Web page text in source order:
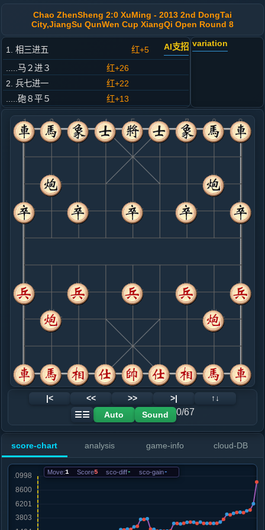
Chao ZhenSheng 2:0 XuMing - 2013 2nd DongTai
City,JiangSu QunWen Cup XiangQi Open Round 8
1. 相三进五 红+5 AI支招
.....马２进３
红+26
2. 兵七进一
红+22
.....砲８平５
红+13
3. 马二进三
红+7
.....马８进７
红+16
4. 车一平二
红+21
.....车９平８
红+10
5. 炮二进四
红+15
.....马７退９
6. 炮二退二
红+17
炮二平五
.....卒７进１
红+25
车８进４
7. 马八进七
红+16
8. 炮二进二
红+58
.....马７进６
红+22
9. 车九进一
红+38
.....砲５平６
10. 炮八进三
红+122
.....马６进７
红+703
马６退７
红+918
.....车８进９
红+796
12. 马三退二
红+784
红+942
13. 兵七进一
红+854
红+1763
.....马３退２
红+1907
砲２退１
15. 马七进六
.....象３进１
16. 马六进四
variation
|< << >> >|
↑↓
☰☰
Auto Sound 0/67
score-chart analysis game-info cloud-DB
Move:1 Score5 sco-diff- sco-gain-